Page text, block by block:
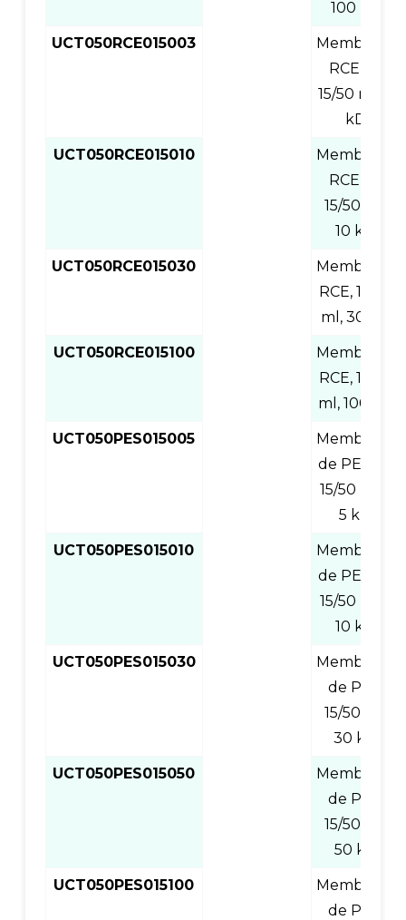
100 kD
UCT050RCE015003
Membrana
RCE de
15/50 ml, 3
kD
UCT050RCE015010
Membrana
RCE de
15/50 ml,
10 kD
UCT050RCE015030
Membrana
RCE, 15/50
ml, 30 kD
UCT050RCE015100
Membrana
RCE, 15/50
ml, 100 kD
UCT050PES015005
Membrana
de PES de
15/50 ml y
5 kD
UCT050PES015010
Membrana
de PES de
15/50 ml y
10 kD
UCT050PES015030
Membrana
de PES,
15/50 ml,
30 kD
UCT050PES015050
Membrana
de PES,
15/50 ml,
50 kD
UCT050PES015100
Membrana
de PES,